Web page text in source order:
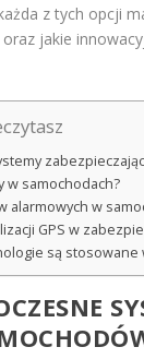
z tych opcji
jakie
w samochodach?
alarmowych w
GPS w
są